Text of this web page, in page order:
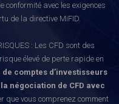
conformité avec les exigences
de la directive MiFID.
: Les CFD sont des
élevé de perte rapide en
de comptes d’investisseurs
négociation de CFD avec
que vous comprenez comment